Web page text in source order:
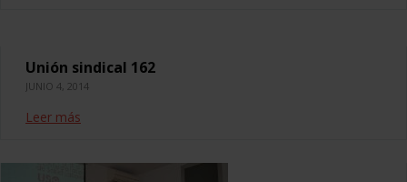
Unión sindical 162
JUNIO 4, 2014
Leer más